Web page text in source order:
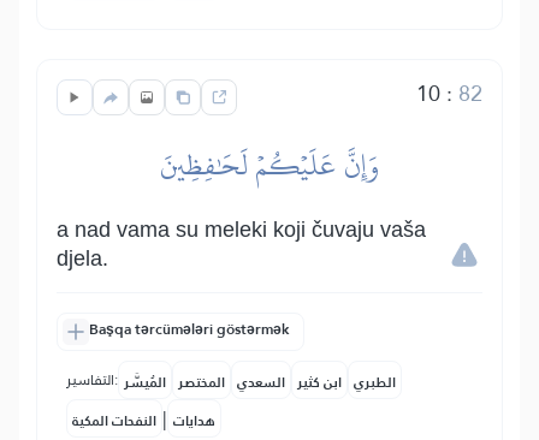
10: 82
وَإِنَّ عَلَيۡكُمۡ لَحَٰفِظِينَ
a nad vama su meleki koji čuvaju vaša
djela.
Başqa tərcümələri göstərmək
التفاسير: المُيسَّر المختصر السعدي ابن كثير الطبري
النفحات المكية | هدايات